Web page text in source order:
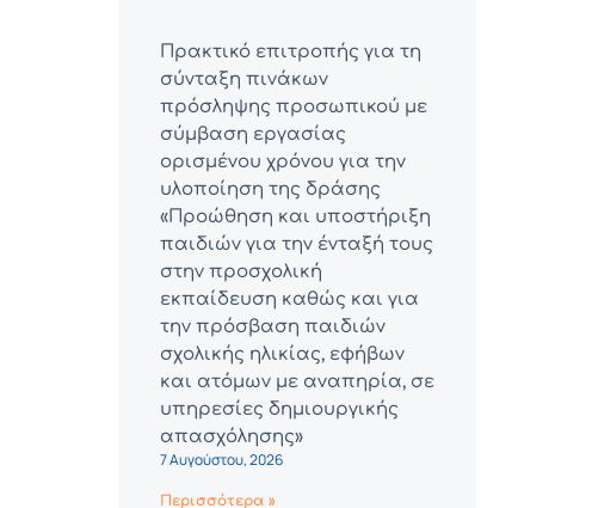
Πρακτικό επιτροπής για τη
σύνταξη πινάκων
πρόσληψης προσωπικού με
σύμβαση εργασίας
ορισμένου χρόνου για την
υλοποίηση της δράσης
«Προώθηση και υποστήριξη
παιδιών για την ένταξή τους
στην προσχολική
εκπαίδευση καθώς και για
την πρόσβαση παιδιών
σχολικής ηλικίας, εφήβων
και ατόμων με αναπηρία, σε
υπηρεσίες δημιουργικής
απασχόλησης»
7 Αυγούστου, 2026
Περισσότερα »